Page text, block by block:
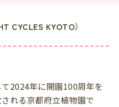
CYCLES KYOTO）
2024年に開園100周年を
れる京都府立植物園で